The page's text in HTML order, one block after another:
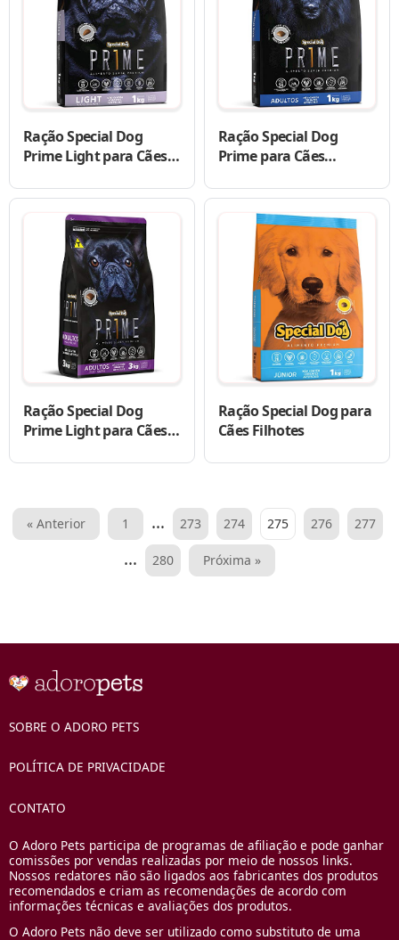
Ração Special Dog
Prime Light para Cães
Pequenas
Ração Special Dog
Prime para Cães
Ração Special Dog
Prime Light para Cães
Pequenas
Ração Special Dog para
Cães Filhotes
Paginação
« Anterior 1 … 273 274 275 276 277
… 280 Próxima »
SOBRE O ADORO PETS
POLÍTICA DE PRIVACIDADE
CONTATO
O Adoro Pets participa de programas de afiliação e pode ganhar
comissões por vendas realizadas por meio de nossos links.
Nossos redatores não são ligados aos fabricantes dos produtos
recomendados e criam as recomendações de acordo com
informações técnicas e avaliações dos produtos.
O Adoro Pets não deve ser utilizado como substituto de uma